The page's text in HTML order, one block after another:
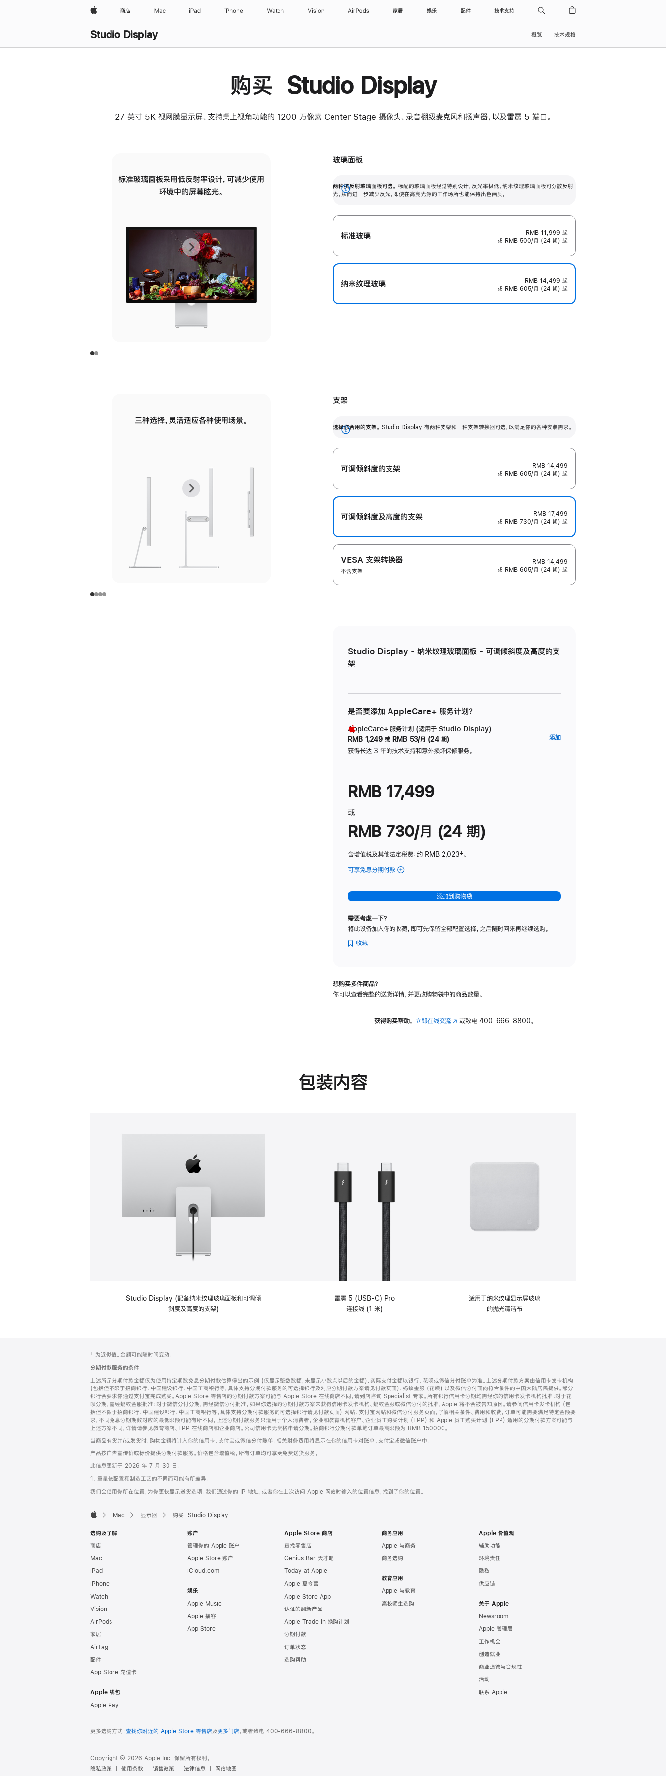
Apple 商店 Mac iPad iPhone Watch Vision AirPods 家居 娱乐 配件 技术支持
Studio Display 概览 技术规格
购买 Studio Display
27 英寸 5K 视网膜显示屏、支持桌上视角功能的 1200 万像素 Center Stage 摄像头、录音棚级麦克风和扬声器，以及雷雳 5 端口。
标准玻璃面板采用低反射率设计，可减少使用
环境中的屏幕眩光。
有高亮光源的场所使用，也能保持出色画质。
上
一
张
图
面
下
一
张
图
面
玻璃面板
两种抗反射玻璃面板可选。 标配的玻璃面板经过特别设计，反光率极低。纳米纹理玻璃面板可分散反射
光，从而进一步减少反光，即使在高亮光源的工作场所也能保持出色画质。
展
标准玻璃 RMB 11,999 起
或 RMB 500/月 (24 期) 起
纳米纹理玻璃 RMB 14,499 起
或 RMB 605/月 (24 期) 起
三种选择，灵活适应各种使用场景。
调节范围。
毫米的高度调节范围。
上
张
下
张
支架
选择你合用的支架。 Studio Display 有两种支架和一种支架转换器可选，以满足你的各种安装需求。
展
开
可调倾斜度的支架
RMB 14,499
或 RMB 605/月 (24 期) 起
可调倾斜度及高‍度的支‍架
RMB 17,499
或 RMB 730/月 (24 期) 起
VESA 支架转换器
不含支架
RMB 14,499
或 RMB 605/月 (24 期) 起
Studio Display - 纳米纹理玻璃面板 - 可调倾斜度及高度的支
架
是否要添加 AppleCare+ 服务计划？
AppleCare+ 服务计划 (适用于 Studio Display)
RMB 1,249 或 RMB 53/月 (24 期)
获得长达 3 年的技术支持和意外损坏保修服务。
添加
RMB 17,499
或
RMB 730/月 (24 期)
含增值税及其他法定税费：约 RMB 2,023脚
‡。
可享免息分期付款 (Studio
-
纳
理
可
斜
添加到购物袋
需要考虑一下？
将此设备加入你的收藏，即可先保留全部配置选择，之后随时回来再继续选购。
收藏
想购买多件商品？
你可以查看完整的送货详情，并更改购物袋中的商品数量。
获得购买帮助， 立即在线交流(在 或致电400-666-8800。
包装内容
Studio Display (配备纳米纹理玻璃面板和可调倾
斜度及高度的支架)
雷雳 5 (USB-C) Pro
连接线 (1 米)
适用于纳米纹理显示屏玻璃
的抛光清洁布
页
脚
注
‡ 为近似值。金额可能随时间变动。
分期付款服务的条件
上述所示分期付款金额仅为使用特定期数免息分期付款估算得出的示例 (仅显示整数数额，未显示小数点以后的金额)，实际支付金额以银行、花呗或微信分付账单为准。上述分期付款方案由信用卡发卡机构
(包括但不限于招商银行、中国建设银行、中国工商银行等，具体支持分期付款服务的可选择银行及对应分期付款方案请见付款页面)、蚂蚁金服 (花呗) 以及微信分付面向符合条件的中国大陆居民提供。部分
银行会要求你通过支付宝完成购买。Apple Store 零售店的分期付款方案可能与 Apple Store 在线商店不同，请到店咨询 Specialist 专家。所有银行信用卡分期均需经你的信用卡发卡机构批准；对于花
呗分期，需经蚂蚁金服批准；对于微信分付分期，需经微信分付批准。如果你选择的分期付款方案未获得信用卡发卡机构、蚂蚁金服或微信分付的批准，Apple 将不会被告知原因。请参阅信用卡发卡机构 (包
括但不限于招商银行、中国建设银行、中国工商银行等，具体支持分期付款服务的可选择银行请见付款页面) 网站、支付宝网站和微信分付服务页面，了解相关条件、费用和收费。订单可能需要满足特定金额要
求，不同免息分期期数对应的最低限额可能有所不同。上述分期付款服务只适用于个人消费者。企业和教育机构客户、企业员工购买计划 (EPP) 和 Apple 员工购买计划 (EPP) 适用的分期付款方案可能与
上述方案不同，详情请参见教育商店、EPP 在线商店和企业商店。公司信用卡无资格申请分期。招商银行分期付款单笔订单最高限额为 RMB 150000。
当商品有货并/或发货时，购物金额将计入你的信用卡、支付宝或微信分付账单。相关财务费用将显示在你的信用卡对账单、支付宝或微信账户中。
产品按广告宣传价或标价提供分期付款服务。价格包含增值税。所有订单均可享受免费送货服务。
此信息更新于 2026 年 7 月 30 日。
1. 重量依配置和制造工艺的不同而可能有所差异。
我们会使用你所在位置，为你更快显示送货选项。我们通过你的 IP 地址，或者你在上次访问 Apple 网站时输入的位置信息，找到了你的位置。
Mac 显示器 购买 Studio Display
选购及了解
商店
Mac
iPad
iPhone
Watch
Vision
AirPods
家居
AirTag
配件
App Store 充值卡
Apple 钱包
Apple Pay
账户
管理你的 Apple 账户
Apple Store 账户
iCloud.com
娱乐
Apple Music
Apple 播客
App Store
Apple Store 商店
查找零售店
Genius Bar 天才吧
Today at Apple
Apple 夏令营
Apple Store App
认证的翻新产品
Apple Trade In 换购计划
分期付款
订单状态
选购帮助
商务应用
Apple 与商务
商务选购
教育应用
Apple 与教育
高校师生选购
Apple 价值观
辅助功能
环境责任
隐私
供应链
关于 Apple
Newsroom
Apple 管理层
工作机会
创造就业
商业道德与合规性
活动
联系 Apple
更多选购方式：查找你附近的 Apple Store 零售店及更多门店，或者致电 400-666-8800。
Copyright © 2026 Apple Inc. 保留所有权利。
隐私政策
使用条款 销售政策 法律信息 网站地图